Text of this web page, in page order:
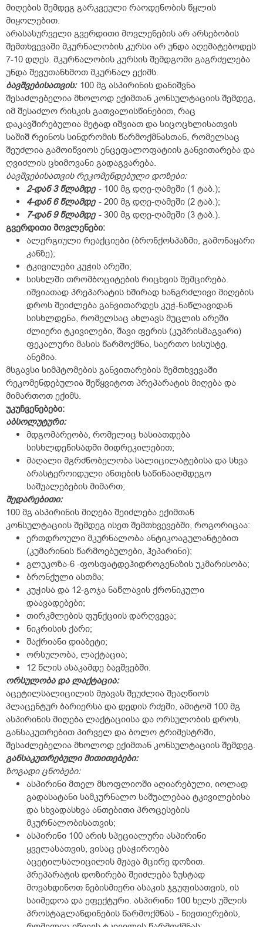
მიღების შემდეგ გარკვეული რაოდენობის წყლის
მიყოლებით.
არასასურველი გვერდითი მოვლენების არ არსებობის
შემთხვევაში მკურნალობის კურსი არ უნდა აღემატებოდეს
7-10 დღეს. მკურნალობის კურსის შემდგომი გაგრძელება
უნდა შევუთანხმოთ მკურნალ ექიმს.
ბავშვებისათვის:100 მგ ასპირინის დანიშვნა
შესაძლებელია მხოლოდ ექიმთან კონსულტაციის შემდეგ,
იმ შესაძლო რისკის გათვალისწინებით, რაც
დაკავშირებულია მეტად იშვიათ და სიცოცხლისათვის
საშიშ რეინოს სინდრომის წარმოქმნასთან, რომელსაც
შეუძლია გამოიწვიოს ენცეფალოფატიის განვითარება და
ღვიძლის ცხიმოვანი გადაგვარება.
ბავშვებისათვის რეკომენდებული დოზები:
2-დან 3 წლამდე- 100 მგ დღე-ღამეში (1 ტაბ.);
4-დან 6 წლამდე- 200 მგ დღე-ღამეში (2 ტაბ.);
7-დან 9 წლამდე- 300 მგ დღე-ღამეში (3 ტაბ.).
გვერდითი მოვლენები:
ალერგიული რეაქციები (ბრონქოსპაზმი, გამონაყარი
კანზე);
ტკივილები კუჭის არეში;
სისხლში თრომბოციტების რიცხვის შემცირება.
იშვიათად პრეპარატის ხშირად ხანგრძლივი მიღების
დროს შეიძლება განვითარდეს კუჭ-ნაწლავიდან
სისხლდენა, რომელსაც ახლავს მუცლის არეში
ძლიერი ტკივილები, შავი ფერის (კუპრისმაგვარი)
ფეკალური მასის წარმოქმნა, საერთო სისუსტე,
ანემია.
მსგავსი სიმპტომების განვითარების შემთხვევაში
რეკომენდებულია შეწყვიტოთ პრეპარატის მიღება და
მიმართოთ ექიმს.
უკუჩვენებები:
აბსოლუტური:
მდგომარეობა, რომელიც ხასიათდება
სისხლდენისადმი მიდრეკილებით;
მაღალი მგრძნობელობა სალიცილატებისა და სხვა
არასტეროიდული ანთების საწინააღმდეგო
საშუალებების მიმართ;
შედარებითი:
100 მგ ასპირინის მიღება შეიძლება ექიმთან
კონსულტაციის შემდეგ ისეთ შემთხვევებში, როგორიცაა:
ერთდროული მკურნალობა ანტიკოაგულანტებით
(კუმარინის წარმოებულები, ჰეპარინი);
გლუკოზა-6 -ფოსფატდეჰიდროგენაზის უკმარისობა;
ბრონქული ასთმა;
კუჭისა და 12-გოჯა ნაწლავის ქრონიკული
დაავადებები;
თირკმლების ფუნქციის დარღვევა;
ნიკრისის ქარი;
შაქრიანი დიაბეტი;
ორსულობა, ლაქტაცია;
12 წლის ასაკამდე ბავშვებში.
ორსულობა და ლაქტაცია:
აცეტილსალიცილის მჟავას შეუძლია შეაღწიოს
პლაცენტურ ბარიერსა და დედის რძეში, ამიტომ 100 მგ
ასპირინის მიღება ლაქტაციისა და ორსულობის დროს,
განსაკუთრებით პირველ და ბოლო ტრიმესტრში,
შესაძლებელია მხოლოდ ექიმთან კონსულტაციის შემდეგ.
განსაკუთრებული მითითებები:
ზოგადი ცნობები:
ასპირინი მთელ მსოფლიოში აღიარებული, იოლად
გადასატანი სამკურნალო საშუალებაა ტკივილებისა
და სხვადასხვა ანთებითი პროცესების
მკურნალობისათვის;
ასპირინი 100 არის სპეციალური ასპირინი
ყველასათვის, ვისაც ესაჭიროება
აცეტილსალიცილის მჟავა მცირე დოზით.
პრეპარატის დოზირება შეიძლება ზუსტად
მოვახდინოთ ნებისმიერი ასაკის ჯგუფისათვის, ის
საიმედოა და ეფექტური. ასპირინი 100 ხელს უშლის
პროსტაგლანდინების წარმოქმნას - ნივთიერების,